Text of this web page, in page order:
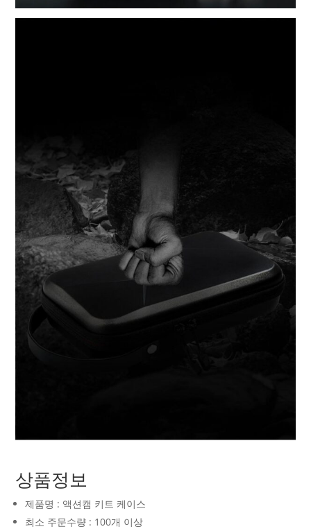
상품정보
제품명 : 액션캠 키트 케이스
최소 주문수량 : 100개 이상